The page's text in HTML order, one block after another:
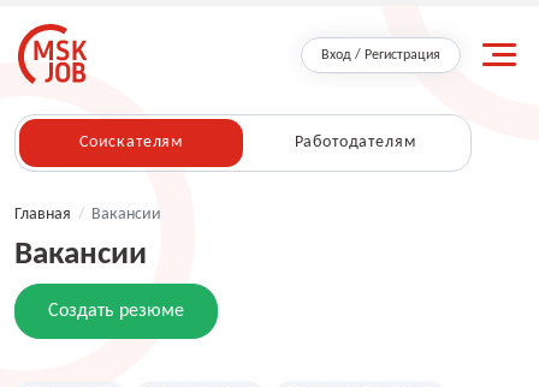
Вход / Регистрация
Соискателям Работодателям
Главная / Вакансии
Вакансии
Создать резюме